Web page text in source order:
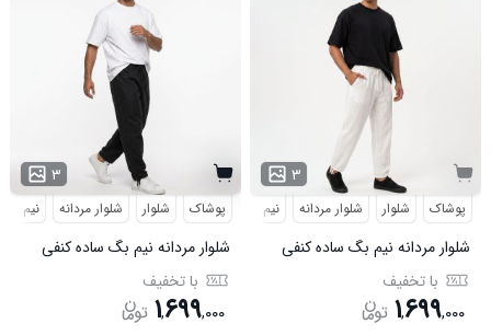
۳
پوشاک شلوار شلوار مردانه نیم بگ
شلوار مردانه نیم بگ ساده کنفی
مشکی مدل 50995
با تخفیف
۱,۶۹۹,۰۰۰
۳
پوشاک شلوار شلوار مردانه نیم بگ
شلوار مردانه نیم بگ ساده کنفی
سفید مدل 50997
با تخفیف
۱,۶۹۹,۰۰۰